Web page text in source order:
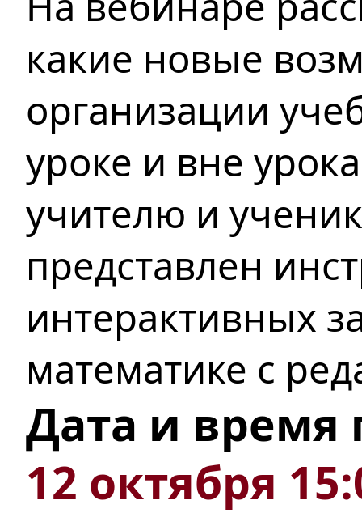
какие новые
организации
уроке и вне
учителю и
представлен
интерактивных
математике с
Дата и время
12 октября